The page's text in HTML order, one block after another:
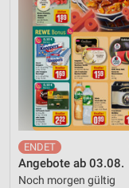
Angebote ab 03.08.
Noch morgen gültig